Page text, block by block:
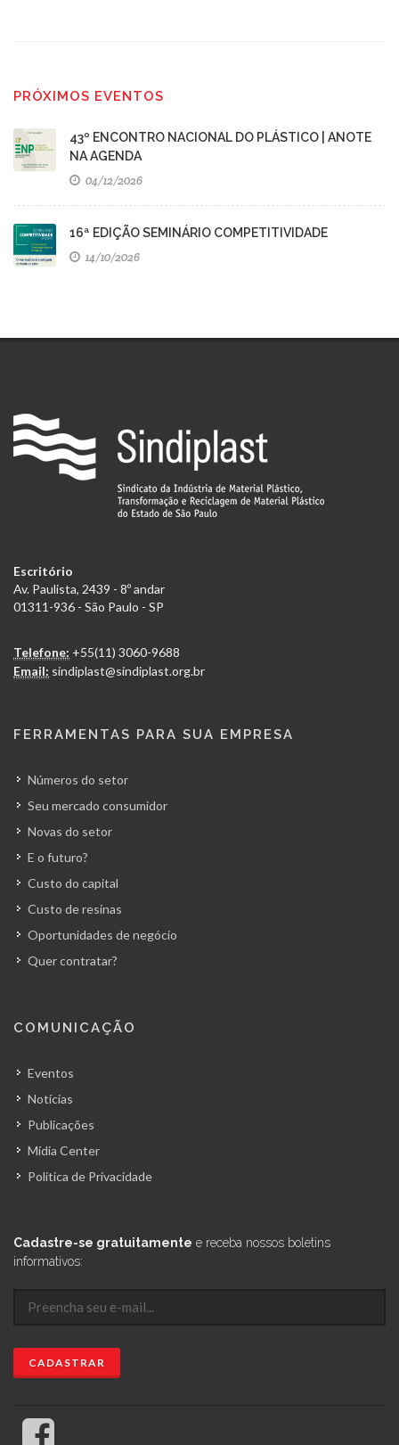
PRÓXIMOS EVENTOS
43º ENCONTRO NACIONAL DO PLÁSTICO | ANOTE
NA AGENDA
04/12/2026
16ª EDIÇÃO SEMINÁRIO COMPETITIVIDADE
14/10/2026
Escritório
Av. Paulista, 2439 - 8º andar
01311-936 - São Paulo - SP
Telefone: +55(11) 3060-9688
Email: sindiplast@sindiplast.org.br
FERRAMENTAS PARA SUA EMPRESA
Números do setor
Seu mercado consumidor
Novas do setor
E o futuro?
Custo do capital
Custo de resinas
Oportunidades de negócio
Quer contratar?
COMUNICAÇÃO
Eventos
Notícias
Publicações
Mídia Center
Política de Privacidade
Cadastre-se gratuitamente e receba nossos boletins
informativos: